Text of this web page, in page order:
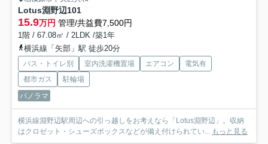
Lotus淵野辺101
15.9万円 管理/共益費7,500円
1階 / 67.08㎡ / 2LDK /築1年
横浜線「矢部」駅 徒歩20分
バス・トイレ別 室内洗濯機置場 エアコン
電気有
都市ガス
駐輪場
パノラマ
横浜線淵野辺駅周辺への引っ越しをお考えなら「Lotus淵野辺」。収納
はクロゼット・シューズボックスなどが備え付けられてい... もっと見る